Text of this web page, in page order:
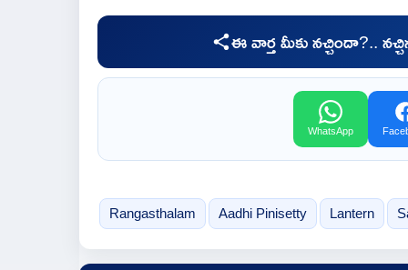
ఈ వార్త మీకు నచ్చిందా?..
WhatsApp
Rangasthalam Aadhi Pinisetty Lantern